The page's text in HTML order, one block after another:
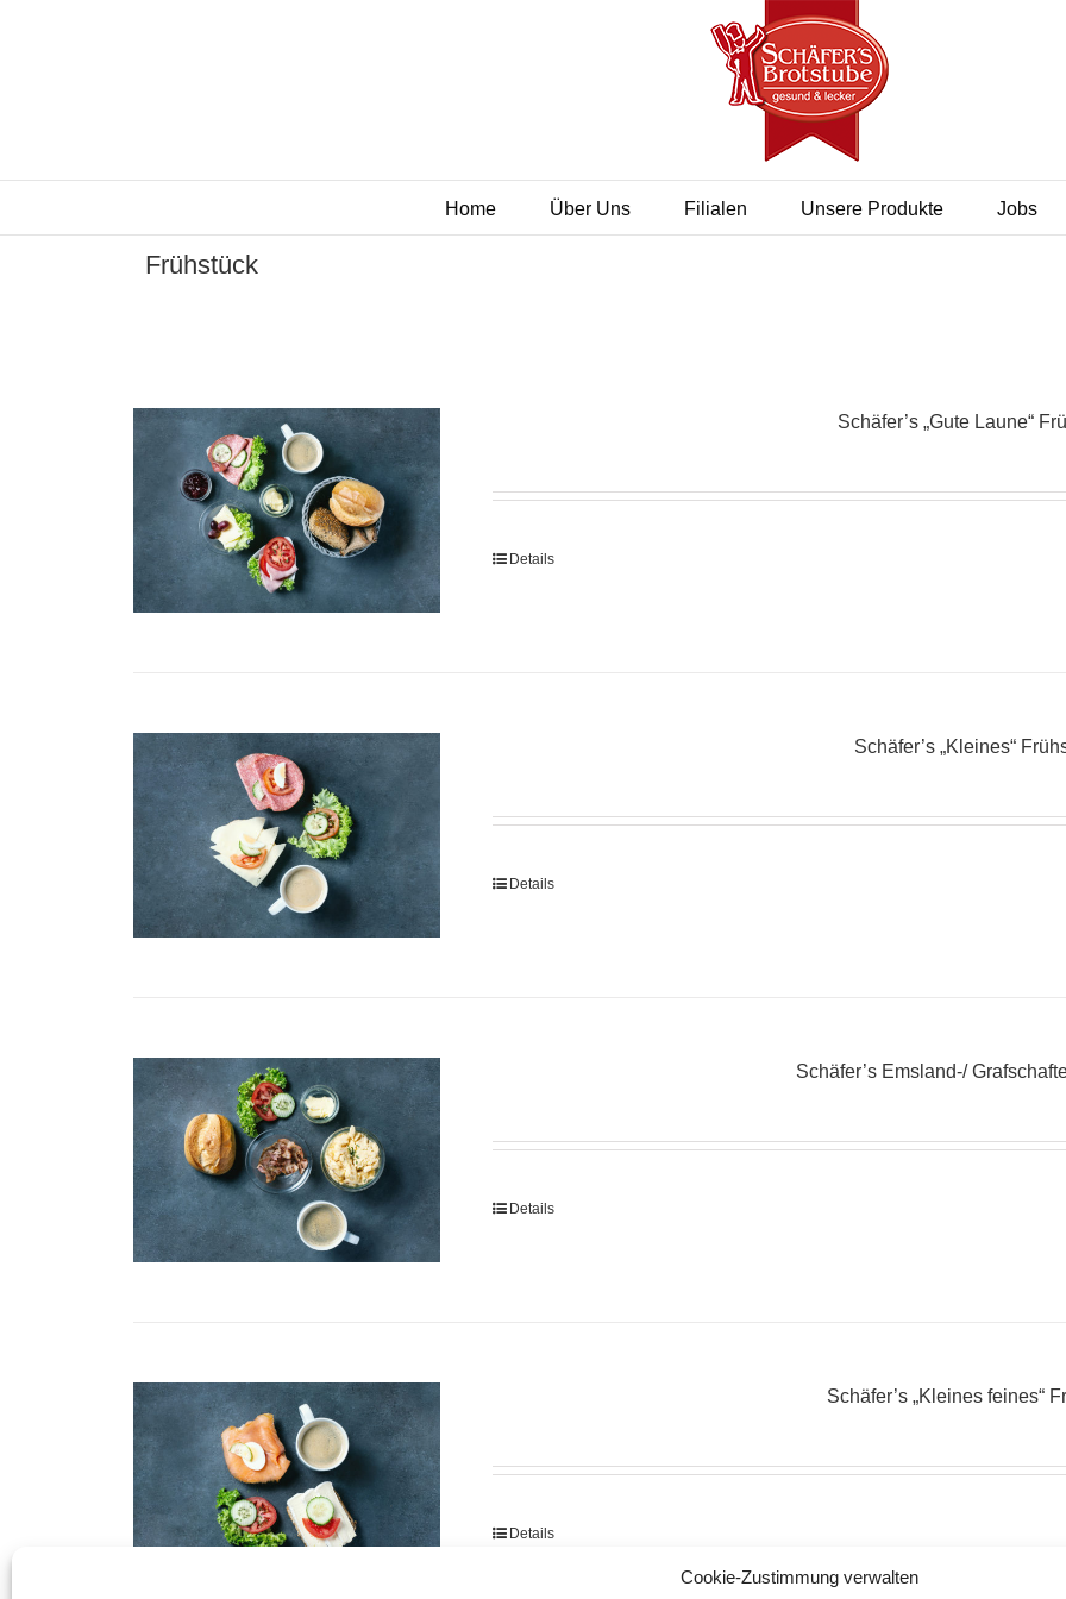
Cookie-Zustimmung verwalten
Home Über Uns Filialen Unsere Produkte Jobs
Frühstück
Schäfer’s „Gute Laune“
Details
Schäfer’s „Kleines“
Details
Schäfer’s Emsland-/
Details
Schäfer’s „Kleines feines“
Details